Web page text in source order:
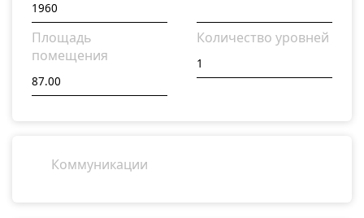
Площадь
помещения
Количество уровней
Коммуникации